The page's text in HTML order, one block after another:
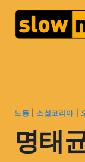
노동 소셜코리아|
명태